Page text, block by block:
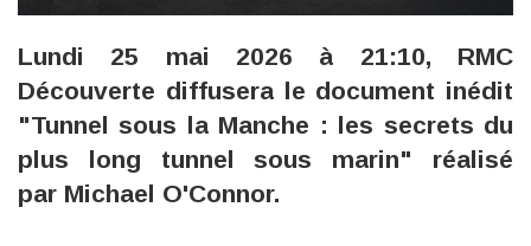
Lundi 25 mai 2026 à 21:10, RMC
Découverte diffusera le document inédit
"Tunnel sous la Manche : les secrets du
plus long tunnel sous marin" réalisé
par Michael O'Connor.